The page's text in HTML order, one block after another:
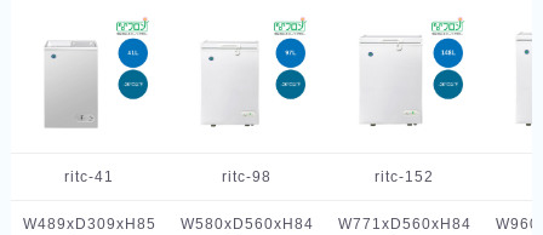
ritc-41 ritc-98 ritc-152
W489xD309xH85
W580xD560xH84
W771xD560xH84